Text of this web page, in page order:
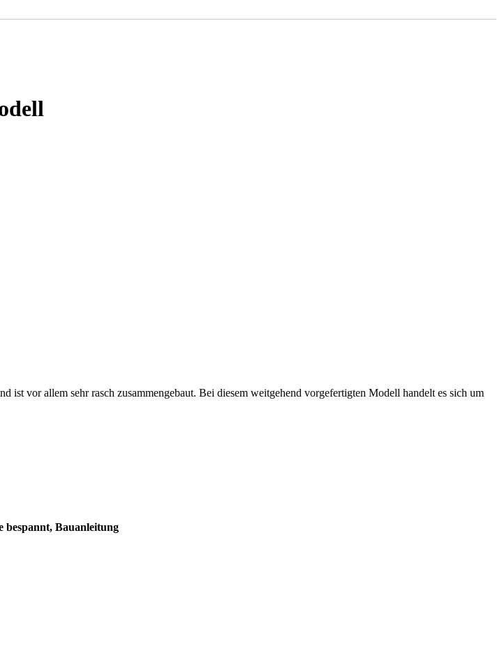
vor allem sehr rasch zusammengebaut. Bei diesem weitgehend vorgefertigten Modell handelt es sich um
bespannt, Bauanleitung